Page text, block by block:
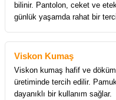
bilinir. Pantolon, ceket ve
günlük yaşamda rahat bir
Viskon Kumaş
Viskon kumaş hafif ve
üretiminde tercih edilir.
dayanıklı bir kullanım sağlar.